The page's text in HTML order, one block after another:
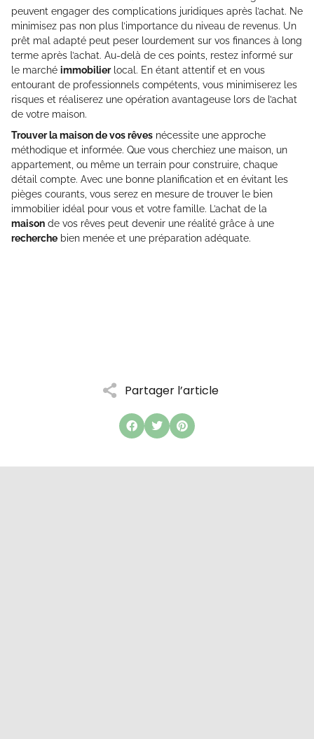
Partager l’article
peuvent engager des complications juridiques après l’achat. Ne
minimisez pas non plus l’importance du niveau de revenus. Un
prêt mal adapté peut peser lourdement sur vos finances à long
terme après l’achat. Au-delà de ces points, restez informé sur
le marché immobilierlocal. En étant attentif et en vous
entourant de professionnels compétents, vous minimiserez les
risques et réaliserez une opération avantageuse lors de l’achat
de votre maison.
Trouver la maison de vos rêves nécessite une approche
méthodique et informée. Que vous cherchiez une maison, un
appartement, ou même un terrain pour construire, chaque
détail compte. Avec une bonne planification et en évitant les
pièges courants, vous serez en mesure de trouver le bien
immobilier idéal pour vous et votre famille. L’achat de la
maison de vos rêves peut devenir une réalité grâce à une
recherche bien menée et une préparation adéquate.